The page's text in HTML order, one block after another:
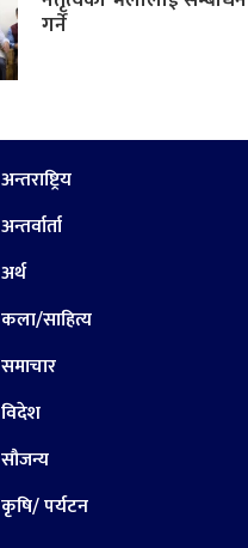
गर्ने
अन्तराष्ट्रिय
अन्तर्वार्ता
अर्थ
कला/साहित्य
समाचार
विदेश
सौजन्य
कृषि/ पर्यटन